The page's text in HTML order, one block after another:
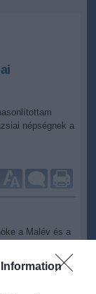
népségnek a
a Malév és a
angol nyelvű
és a